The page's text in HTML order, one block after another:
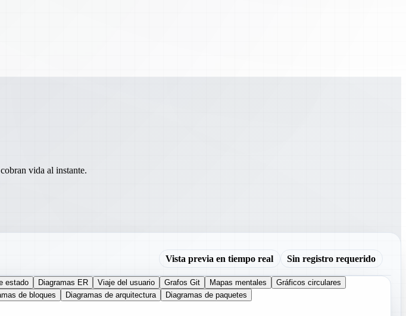
vida al instante.
Vista previa en tiempo real Sin registro requerido
estado Diagramas ER Viaje del usuario Grafos Git Mapas mentales
Gráficos circulares
de bloques Diagramas de arquitectura Diagramas de paquetes